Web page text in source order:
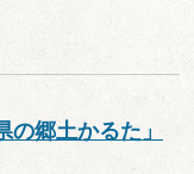
郷土かるた」